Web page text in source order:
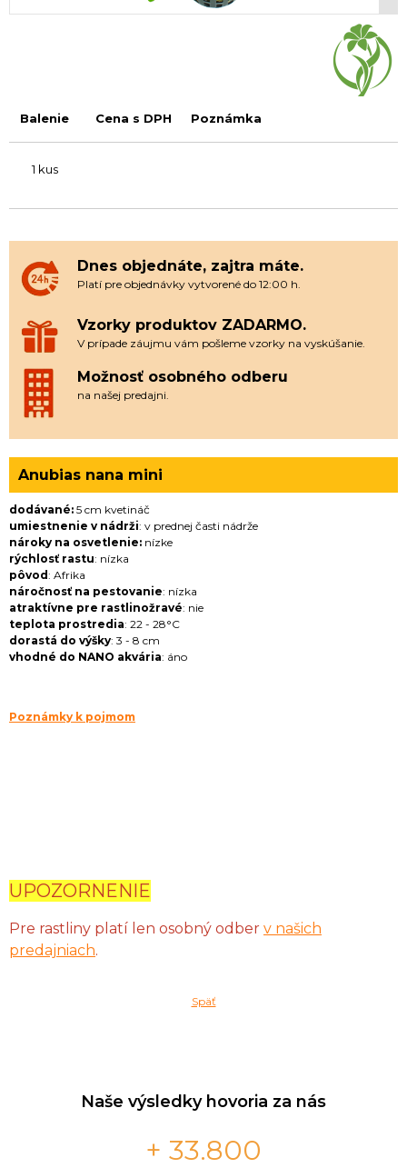
Balenie Cena s DPH Poznámka
1 kus
Dnes objednáte, zajtra máte.
Platí pre objednávky vytvorené do 12:00 h.
Vzorky produktov ZADARMO.
V prípade záujmu vám pošleme vzorky na vyskúšanie.
Možnosť osobného odberu
na našej predajni.
Anubias nana mini
dodávané: 5 cm kvetináč
umiestnenie v nádrži: v prednej časti nádrže
nároky na osvetlenie: nízke
rýchlosť rastu: nízka
pôvod: Afrika
náročnosť na pestovanie: nízka
atraktívne pre rastlinožravé: nie
teplota prostredia: 22 - 28°C
dorastá do výšky: 3 - 8 cm
vhodné do NANO akvária: áno
Poznámky k pojmom
UPOZORNENIE
Pre rastliny platí len osobný odber v našich
predajniach.
Späť
Naše výsledky hovoria za nás
+ 33.800